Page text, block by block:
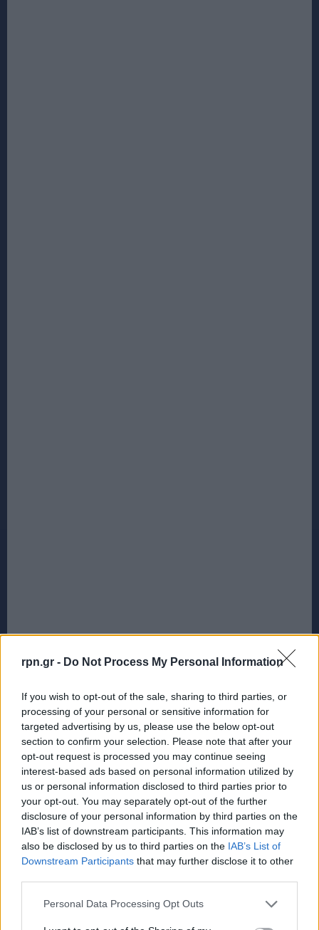
rpn.gr - Do Not Process My Personal Information
If you wish to opt-out of the sale, sharing to third parties, or
processing of your personal or sensitive information for
targeted advertising by us, please use the below opt-out
section to confirm your selection. Please note that after your
opt-out request is processed you may continue seeing
interest-based ads based on personal information utilized by
us or personal information disclosed to third parties prior to
your opt-out. You may separately opt-out of the further
disclosure of your personal information by third parties on the
IAB’s list of downstream participants. This information may
also be disclosed by us to third parties on the IAB’s List of
Downstream Participants that may further disclose it to other
Personal Data Processing Opt Outs